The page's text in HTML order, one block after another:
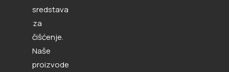
sredstava
za
čišćenje.
Naše
proizvode